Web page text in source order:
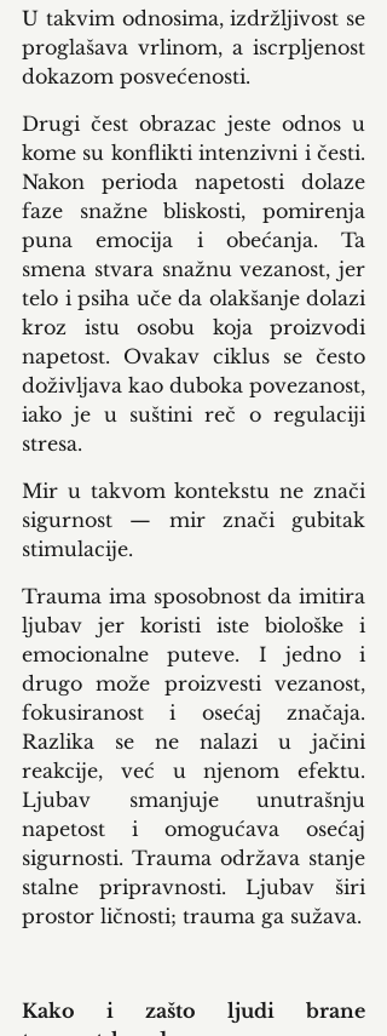
U takvim odnosima, izdržljivost se
proglašava vrlinom, a iscrpljenost
dokazom posvećenosti.
Drugi čest obrazac jeste odnos u
kome su konflikti intenzivni i česti.
Nakon perioda napetosti dolaze
faze snažne bliskosti, pomirenja
puna emocija i obećanja. Ta
smena stvara snažnu vezanost, jer
telo i psiha uče da olakšanje dolazi
kroz istu osobu koja proizvodi
napetost. Ovakav ciklus se često
doživljava kao duboka povezanost,
iako je u suštini reč o regulaciji
stresa.
Mir u takvom kontekstu ne znači
sigurnost — mir znači gubitak
stimulacije.
Trauma ima sposobnost da imitira
ljubav jer koristi iste biološke i
emocionalne puteve. I jedno i
drugo može proizvesti vezanost,
fokusiranost i osećaj značaja.
Razlika se ne nalazi u jačini
reakcije, već u njenom efektu.
Ljubav smanjuje unutrašnju
napetost i omogućava osećaj
sigurnosti. Trauma održava stanje
stalne pripravnosti. Ljubav širi
prostor ličnosti; trauma ga sužava.
Kako i zašto ljudi brane